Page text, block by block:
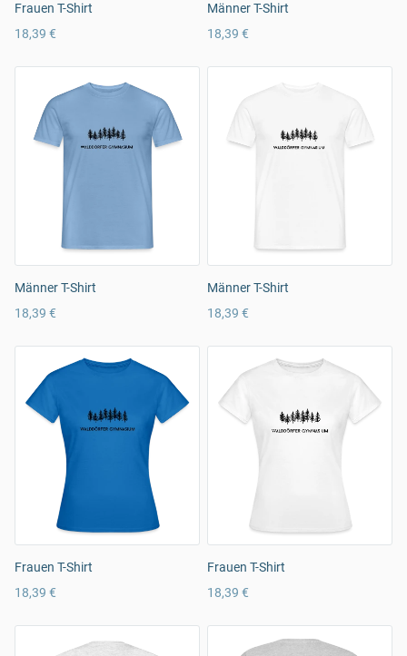
Frauen T-Shirt
18,39 €
Männer T-Shirt
18,39 €
Männer T-Shirt
18,39 €
Männer T-Shirt
18,39 €
Frauen T-Shirt
18,39 €
Frauen T-Shirt
18,39 €